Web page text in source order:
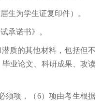
生为学生证复印件）。
承诺书》。
质的其他材料，包括但不
业论文、科研成果、攻读
须项，（6）项由考生根据